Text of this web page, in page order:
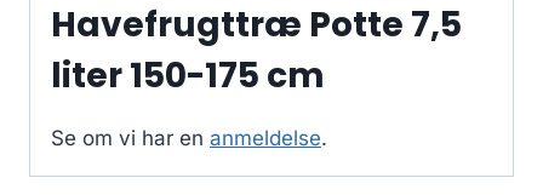
Havefrugttræ Potte 7,5
liter 150-175 cm
Se om vi har en anmeldelse.